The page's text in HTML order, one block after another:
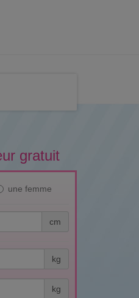
gratuit
une femme
cm
kg
kg